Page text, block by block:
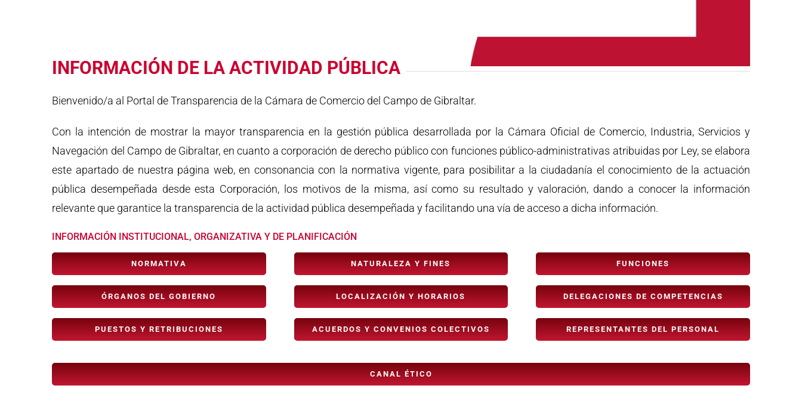
INFORMACIÓN DE LA ACTIVIDAD PÚBLICA
Bienvenido/a al Portal de Transparencia de la Cámara de Comercio del Campo de Gibraltar.
Con la intención de mostrar la mayor transparencia en la gestión pública desarrollada por la Cámara Oficial de Comercio, Industria, Servicios y
Navegación del Campo de Gibraltar, en cuanto a corporación de derecho público con funciones público-administrativas atribuidas por Ley, se elabora
este apartado de nuestra página web, en consonancia con la normativa vigente, para posibilitar a la ciudadanía el conocimiento de la actuación
pública desempeñada desde esta Corporación, los motivos de la misma, así como su resultado y valoración, dando a conocer la información
relevante que garantice la transparencia de la actividad pública desempeñada y facilitando una vía de acceso a dicha información.
INFORMACIÓN INSTITUCIONAL, ORGANIZATIVA Y DE PLANIFICACIÓN
NORMATIVA
ÓRGANOS DEL GOBIERNO
PUESTOS Y RETRIBUCIONES
NATURALEZA Y FINES
LOCALIZACIÓN Y HORARIOS
ACUERDOS Y CONVENIOS COLECTIVOS
FUNCIONES
DELEGACIONES DE COMPETENCIAS
REPRESENTANTES DEL PERSONAL
CANAL ÉTICO